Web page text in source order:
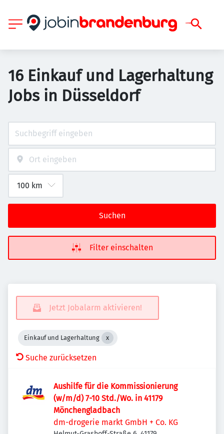
16 Einkauf und Lagerhaltung
Jobs in Düsseldorf
Suchen
Filter einschalten
Jetzt Jobalarm aktivieren!
Einkauf und Lagerhaltung
Suche zurücksetzen
Aushilfe für die Kommissionierung
(w/m/d) 7-10 Std./Wo. in 41179
Mönchengladbach
dm-drogerie markt GmbH + Co. KG